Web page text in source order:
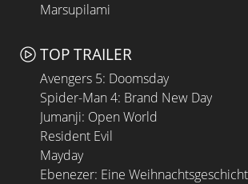
Marsupilami
TOP TRAILER
Avengers 5: Doomsday
Spider-Man 4: Brand New Day
Jumanji: Open World
Resident Evil
Mayday
Ebenezer: Eine